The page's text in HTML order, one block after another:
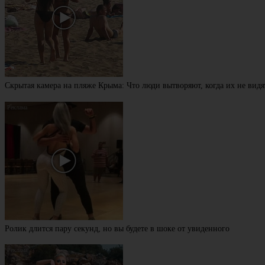
Скрытая камера на пляже Крыма: Что люди вытворяют, когда их не
Ролик длится пару секунд, но вы будете в шоке от увиденного